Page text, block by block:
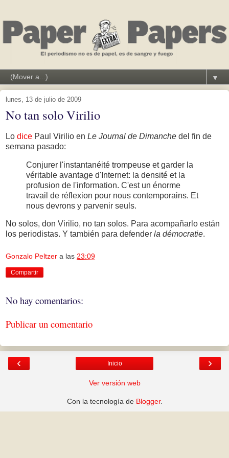
▼
lunes, 13 de julio de 2009
No tan solo Virilio
Lo dice Paul Virilio en Le Journal de Dimanche del fin de
semana pasado:
Conjurer l'instantanéité trompeuse et garder la
véritable avantage d'Internet: la densité et la
profusion de l'information. C'est un énorme
travail de réflexion pour nous contemporains. Et
nous devrons y parvenir seuls.
No solos, don Virilio, no tan solos. Para acompañarlo están
los periodistas. Y también para defender la démocratie.
Gonzalo Peltzer a las 23:09
Compartir
No hay comentarios:
Publicar un comentario
‹ ›
Inicio
Ver versión web
Con la tecnología de Blogger.